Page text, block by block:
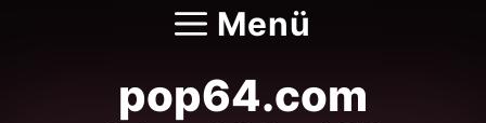
Menü
pop64.com